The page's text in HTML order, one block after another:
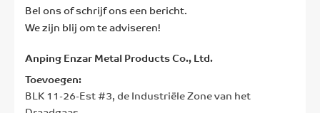
Bel ons of schrijf ons een bericht.
We zijn blij om te adviseren!
Anping Enzar Metal Products Co., Ltd.
Toevoegen:
BLK 11-26-Est #3, de Industriële Zone van het